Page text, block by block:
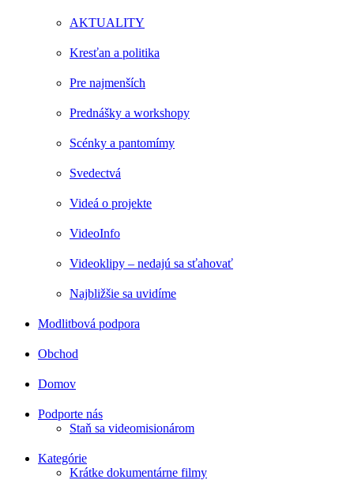
AKTUALITY
Kresťan a politika
Pre najmenších
Prednášky a workshopy
Scénky a pantomímy
Svedectvá
Videá o projekte
VideoInfo
Videoklipy – nedajú sa sťahovať
Najbližšie sa uvidíme
Modlitbová podpora
Obchod
Domov
Podporte nás
Staň sa videomisionárom
Kategórie
Krátke dokumentárne filmy